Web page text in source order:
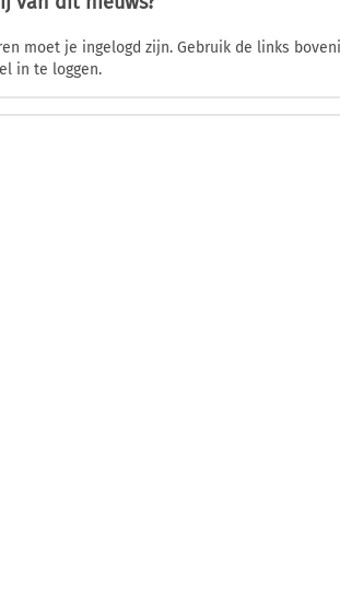
moet je ingelogd zijn. Gebruik de links
in te loggen.